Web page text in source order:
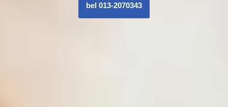
bel 013-2070343